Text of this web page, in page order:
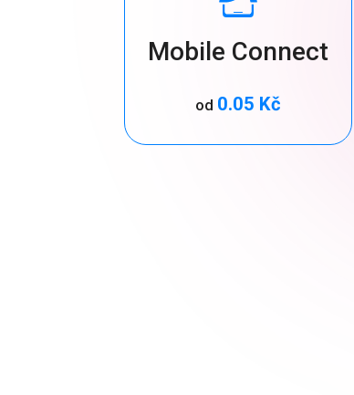
Mobile Connect
od 0.05 Kč